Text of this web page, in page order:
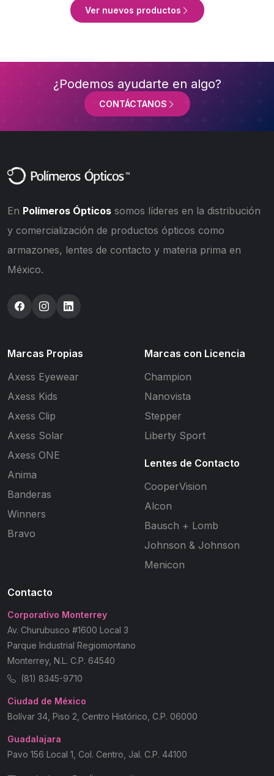
Ver nuevos productos
¿Podemos ayudarte en algo?
CONTÁCTANOS
En Polímeros Ópticos somos líderes en la distribución
y comercialización de productos ópticos como
armazones, lentes de contacto y materia prima en
México.
Marcas Propias
Axess Eyewear
Axess Kids
Axess Clip
Axess Solar
Axess ONE
Anima
Banderas
Winners
Bravo
Marcas con Licencia
Champion
Nanovista
Stepper
Liberty Sport
Lentes de Contacto
CooperVision
Alcon
Bausch + Lomb
Johnson & Johnson
Menicon
Contacto
Corporativo Monterrey
Av. Churubusco #1600 Local 3
Parque Industrial Regiomontano
Monterrey, N.L. C.P. 64540
(81) 8345-9710
Ciudad de México
Bolívar 34, Piso 2, Centro Histórico, C.P. 06000
Guadalajara
Pavo 156 Local 1, Col. Centro, Jal. C.P. 44100